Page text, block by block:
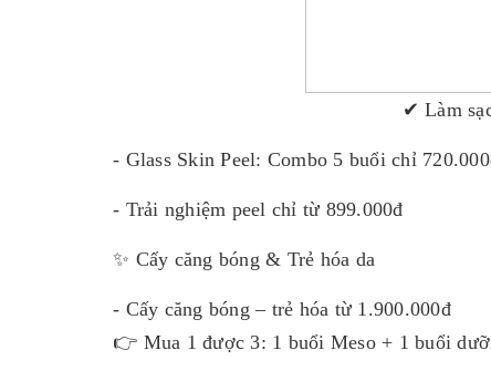
✔ Làm
- Glass Skin Peel: Combo 5 buổi chỉ
- Trải nghiệm peel chỉ từ 899.000đ
✨ Cấy căng bóng & Trẻ hóa da
- Cấy căng bóng – trẻ hóa từ 1.900.000đ
👉 Mua 1 được 3: 1 buổi Meso + 1 buổi